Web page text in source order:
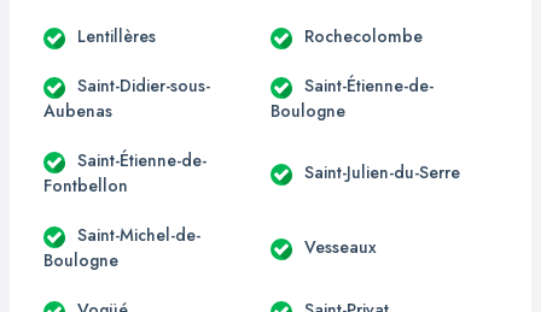
Lentillères Rochecolombe
Saint-Didier-sous-
Aubenas
Saint-Étienne-de-
Boulogne
Saint-Étienne-de-
Fontbellon
Saint-Julien-du-Serre
Saint-Michel-de-
Boulogne
Vesseaux